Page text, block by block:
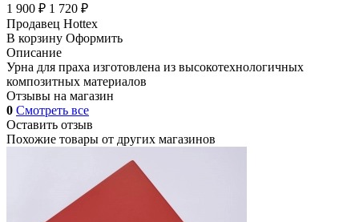
1 900 ₽ 1 720 ₽
Продавец Hottex
В корзину Оформить
Описание
Урна для праха изготовлена из высокотехнологичных
композитных материалов
Отзывы на магазин
0 Смотреть все
Оставить отзыв
Похожие товары от других магазинов